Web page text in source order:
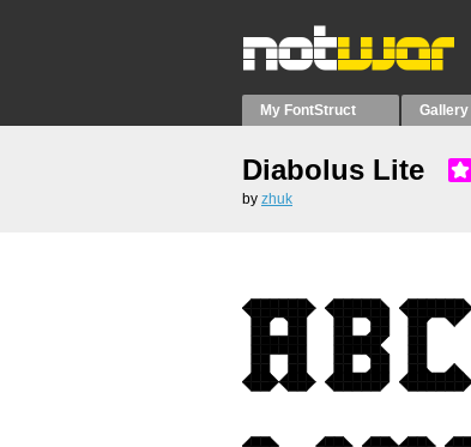
My FontStruct Gallery
Diabolus Lite
by zhuk